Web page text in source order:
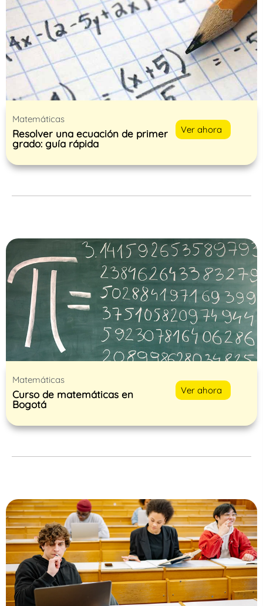
Matemáticas
Resolver una ecuación de primer
grado: guía rápida
Ver ahora
Matemáticas
Curso de matemáticas en
Bogotá
Ver ahora